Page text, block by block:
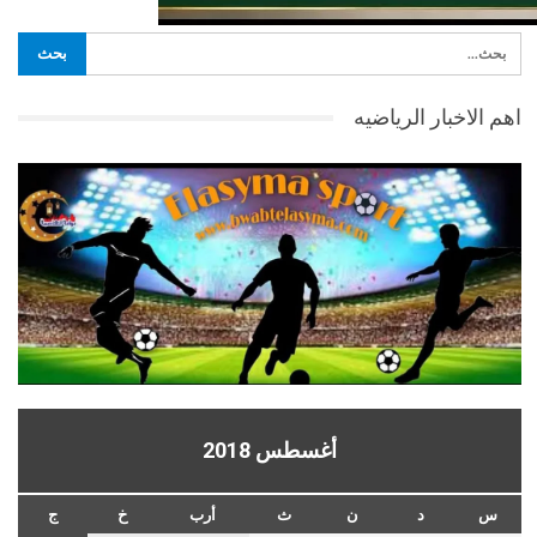
اهم الاخبار الرياضيه
أغسطس 2018
س د ن ث أرب خ ج